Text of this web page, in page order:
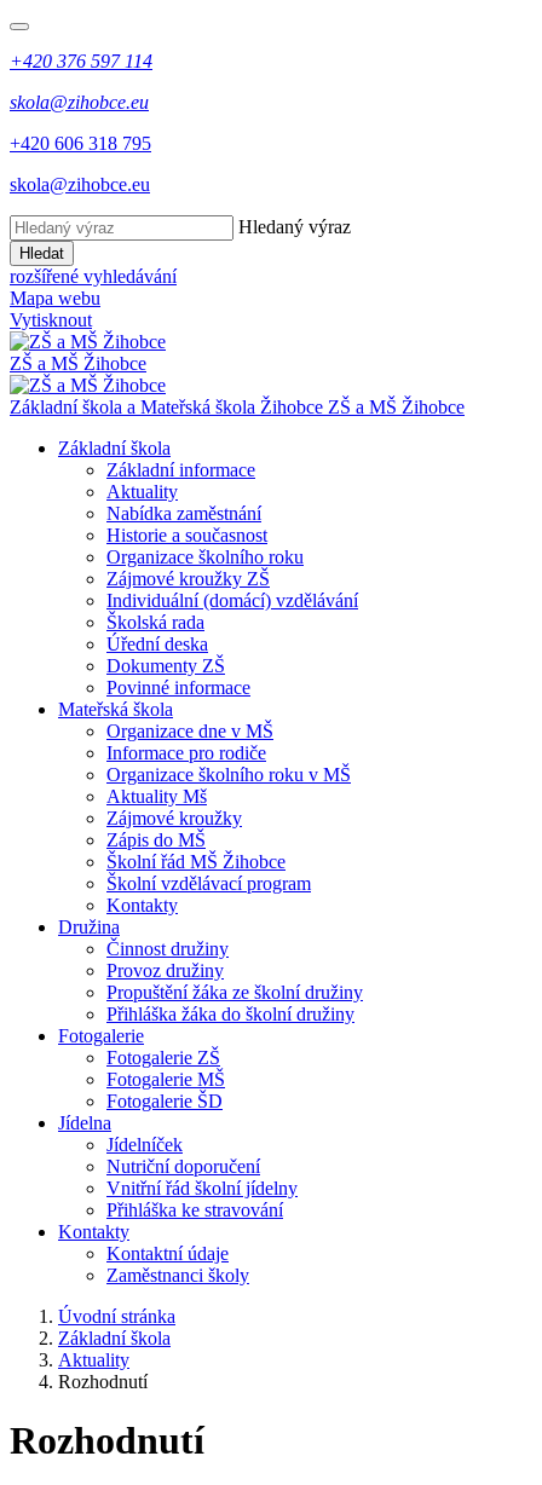
+420 376 597 114
skola@zihobce.eu
+420 606 318 795
skola@zihobce.eu
Hledaný výraz
Hledat
rozšířené vyhledávání
Mapa webu
Vytisknout
ZŠ a MŠ Žihobce
Základní škola a Mateřská škola Žihobce ZŠ a MŠ Žihobce
Základní škola
Základní informace
Aktuality
Nabídka zaměstnání
Historie a současnost
Organizace školního roku
Zájmové kroužky ZŠ
Individuální (domácí) vzdělávání
Školská rada
Úřední deska
Dokumenty ZŠ
Povinné informace
Mateřská škola
Organizace dne v MŠ
Informace pro rodiče
Organizace školního roku v MŠ
Aktuality Mš
Zájmové kroužky
Zápis do MŠ
Školní řád MŠ Žihobce
Školní vzdělávací program
Kontakty
Družina
Činnost družiny
Provoz družiny
Propuštění žáka ze školní družiny
Přihláška žáka do školní družiny
Fotogalerie
Fotogalerie ZŠ
Fotogalerie MŠ
Fotogalerie ŠD
Jídelna
Jídelníček
Nutriční doporučení
Vnitřní řád školní jídelny
Přihláška ke stravování
Kontakty
Kontaktní údaje
Zaměstnanci školy
Úvodní stránka
Základní škola
Aktuality
Rozhodnutí
Rozhodnutí